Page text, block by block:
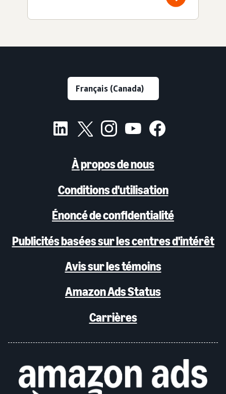
À propos de nous
Conditions d'utilisation
Énoncé de confidentialité
Publicités basées sur les centres d'intérêt
Avis sur les témoins
Amazon Ads Status
Carrières